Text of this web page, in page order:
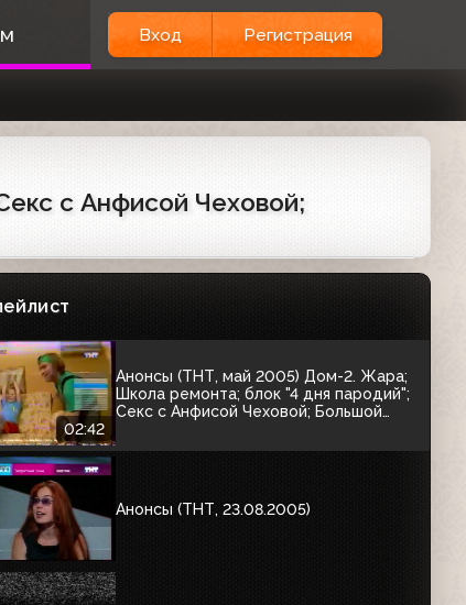
Вход Регистрация
с Анфисой Чеховой;
Анонсы (ТНТ, 14.01.2004) "Миллион на
новый год"; "Парни с метлами";
04:48
00:30
Анонсы (ТНТ, 12.12.2004) "Школа
ремонта", "Супербратья Марио"
02:42
Анонсы (ТНТ, май 2005) Дом-2. Жара;
Школа ремонта; блок "4 дня пародий";
Секс с Анфисой Чеховой; Большой
Анонсы (ТНТ, 23.08.2005)